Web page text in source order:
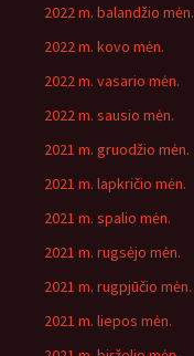
2022 m. balandžio mėn.
2022 m. kovo mėn.
2022 m. vasario mėn.
2022 m. sausio mėn.
2021 m. gruodžio mėn.
2021 m. lapkričio mėn.
2021 m. spalio mėn.
2021 m. rugsėjo mėn.
2021 m. rugpjūčio mėn.
2021 m. liepos mėn.